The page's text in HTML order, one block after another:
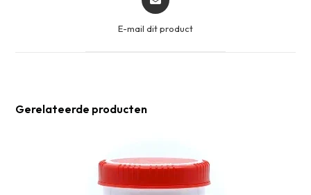
in
nieuw
E-mail dit product
Gerelateerde producten